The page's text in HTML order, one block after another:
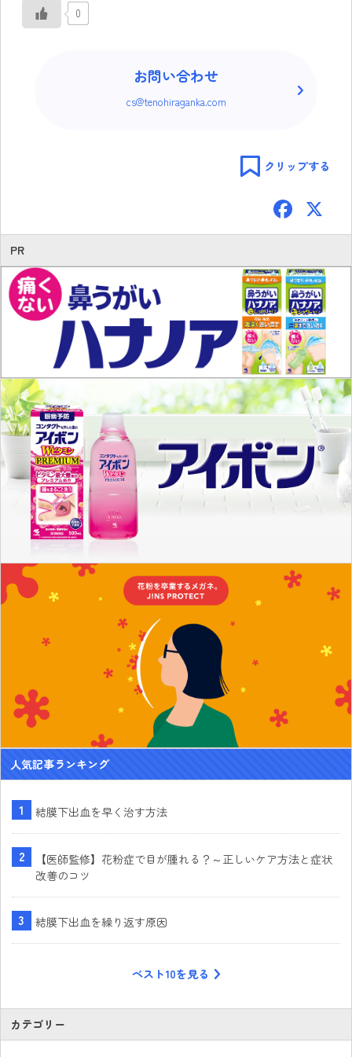
0
お問い合わせ
cs@tenohiraganka.com
クリップする
F
ac
e
b
o
ok
PR
人気記事ランキング
結膜下出血を早く治す方法
【医師監修】花粉症で目が腫れる？～正しいケア方法と症状
改善のコツ
結膜下出血を繰り返す原因
ベスト10を見る
カテゴリー